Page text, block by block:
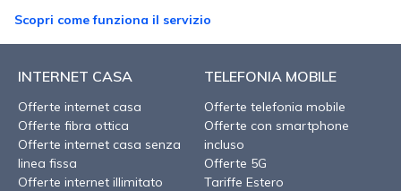
Scopri come funziona il servizio
INTERNET CASA
Offerte internet casa
Offerte fibra ottica
Offerte internet casa senza
linea fissa
Offerte internet illimitato
TELEFONIA MOBILE
Offerte telefonia mobile
Offerte con smartphone
incluso
Offerte 5G
Tariffe Estero